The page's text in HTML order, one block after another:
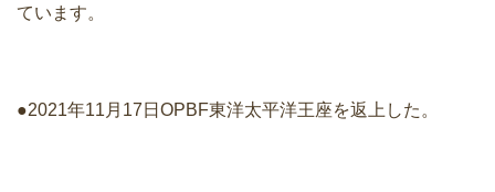
ています。
●2021年11月17日OPBF東洋太平洋王座を返上した。